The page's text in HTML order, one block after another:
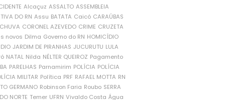
Alcaçuz ASSALTO ASSEMBLEIA
DO RN Assu BATATA Caicó CARAÚBAS
CORONEL AZEVEDO CRIME CRUZETA
novos Dilma Governo do RN HOMICÍDIO
JARDIM DE PIRANHAS JUCURUTU LULA
NATAL Nilda NÉLTER QUEIROZ Pagamento
PARELHAS Parnamirim POLÍCIA POLÍCIA
MILITAR Política PRF RAFAEL MOTTA RN
GERMANO Robinson Faria Roubo SERRA
NORTE Temer UFRN Vivaldo Costa Água